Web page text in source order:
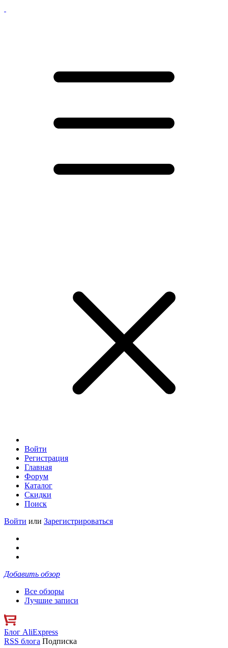
Войти
Регистрация
Главная
Форум
Каталог
Скидки
Поиск
Войти или Зарегистрироваться
Добавить обзор
Все обзоры
Лучшие записи
Блог AliExpress
RSS блога Подписка